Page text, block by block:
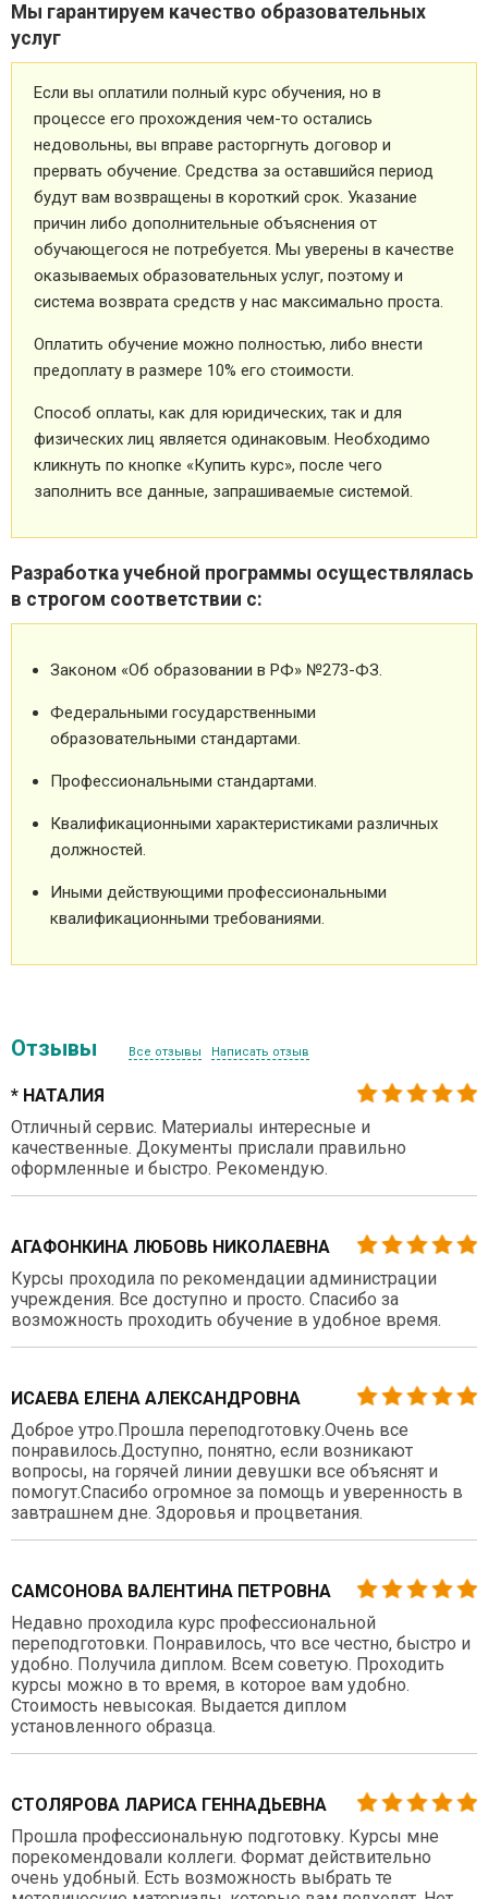
Мы гарантируем качество образовательных
услуг
Если вы оплатили полный курс обучения, но в
процессе его прохождения чем-то остались
недовольны, вы вправе расторгнуть договор и
прервать обучение. Средства за оставшийся период
будут вам возвращены в короткий срок. Указание
причин либо дополнительные объяснения от
обучающегося не потребуется. Мы уверены в качестве
оказываемых образовательных услуг, поэтому и
система возврата средств у нас максимально проста.
Оплатить обучение можно полностью, либо внести
предоплату в размере 10% его стоимости.
Способ оплаты, как для юридических, так и для
физических лиц является одинаковым. Необходимо
кликнуть по кнопке «Купить курс», после чего
заполнить все данные, запрашиваемые системой.
Разработка учебной программы осуществлялась
в строгом соответствии с:
Законом «Об образовании в РФ» №273-ФЗ.
Федеральными государственными
образовательными стандартами.
Профессиональными стандартами.
Квалификационными характеристиками различных
должностей.
Иными действующими профессиональными
квалификационными требованиями.
Отзывы Все отзывы Написать отзыв
* НАТАЛИЯ
Отличный сервис. Материалы интересные и
качественные. Документы прислали правильно
оформленные и быстро. Рекомендую.
АГАФОНКИНА ЛЮБОВЬ НИКОЛАЕВНА
Курсы проходила по рекомендации администрации
учреждения. Все доступно и просто. Спасибо за
возможность проходить обучение в удобное время.
ИСАЕВА ЕЛЕНА АЛЕКСАНДРОВНА
Доброе утро.Прошла переподготовку.Очень все
понравилось.Доступно, понятно, если возникают
вопросы, на горячей линии девушки все объяснят и
помогут.Спасибо огромное за помощь и уверенность в
завтрашнем дне. Здоровья и процветания.
САМСОНОВА ВАЛЕНТИНА ПЕТРОВНА
Недавно проходила курс профессиональной
переподготовки. Понравилось, что все честно, быстро и
удобно. Получила диплом. Всем советую. Проходить
курсы можно в то время, в которое вам удобно.
Стоимость невысокая. Выдается диплом
установленного образца.
СТОЛЯРОВА ЛАРИСА ГЕННАДЬЕВНА
Прошла профессиональную подготовку. Курсы мне
порекомендовали коллеги. Формат действительно
очень удобный. Есть возможность выбрать те